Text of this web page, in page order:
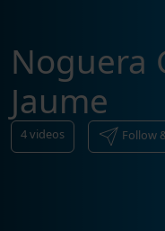
Noguera
Jaume
4videos Follow